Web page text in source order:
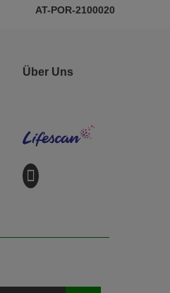
AT-POR-2100020
Footer -
Über Uns